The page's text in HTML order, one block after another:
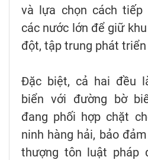
và lựa chọn cách tiếp
các nước lớn để giữ
đột, tập trung phát
Đặc biệt, cả hai đều
biển với đường bờ
đang phối hợp chặt
ninh hàng hải, bảo
thượng tôn luật pháp